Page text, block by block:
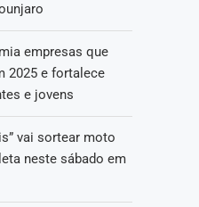
empresas que
2025 e fortalece
e jovens
vai sortear moto
neste sábado em